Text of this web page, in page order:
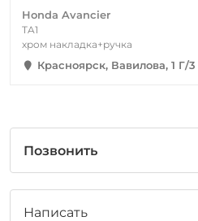
Honda Avancier
TA1
хром накладка+ручка
Красноярск, Вавилова, 1 Г/3
Позвонить
Написать